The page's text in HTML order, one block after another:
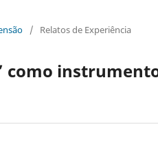
/ Relatos de Experiência